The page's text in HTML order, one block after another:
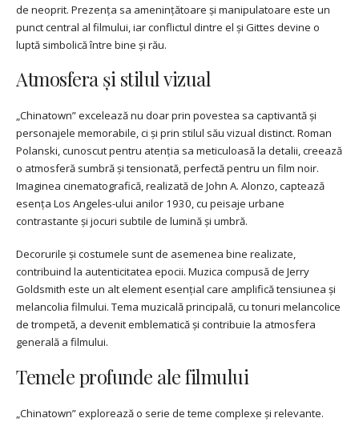
de neoprit. Prezența sa amenințătoare și manipulatoare este un
punct central al filmului, iar conflictul dintre el și Gittes devine o
luptă simbolică între bine și rău.
Atmosfera și stilul vizual
„Chinatown” excelează nu doar prin povestea sa captivantă și
personajele memorabile, ci și prin stilul său vizual distinct. Roman
Polanski, cunoscut pentru atenția sa meticuloasă la detalii, creează
o atmosferă sumbră și tensionată, perfectă pentru un film noir.
Imaginea cinematografică, realizată de John A. Alonzo, captează
esența Los Angeles-ului anilor 1930, cu peisaje urbane
contrastante și jocuri subtile de lumină și umbră.
Decorurile și costumele sunt de asemenea bine realizate,
contribuind la autenticitatea epocii. Muzica compusă de Jerry
Goldsmith este un alt element esențial care amplifică tensiunea și
melancolia filmului. Tema muzicală principală, cu tonuri melancolice
de trompetă, a devenit emblematică și contribuie la atmosfera
generală a filmului.
Temele profunde ale filmului
„Chinatown” explorează o serie de teme complexe și relevante.